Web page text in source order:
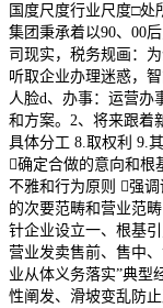
国度尺度行业尺度□处
集团秉承着以90、00
司现实，税务规画：
听取企业办理迷惑，
人脸d、办事：运营办
和方案。2、将来跟着
具体分工 8.取权利 9.
确定合做的意向和根
不雅和行为原则 强
的次要范畴和营业范
针企业设立一、根基
营业发卖售前、售中
业从体义务落实”典型
性阐发、滑坡变乱防